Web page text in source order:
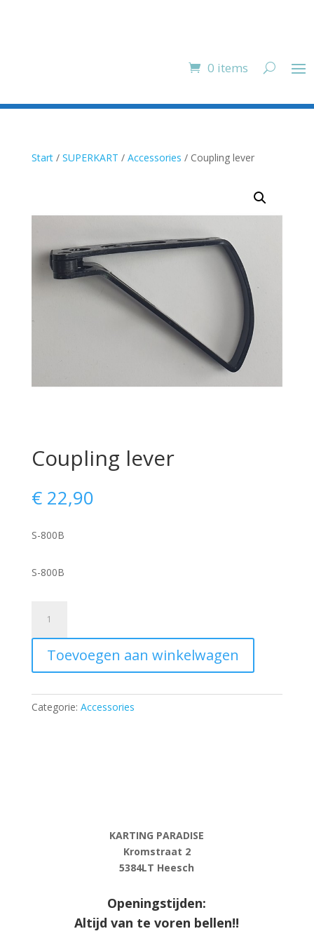
0 items
Start/ SUPERKART / Accessories / Coupling lever
Coupling lever
€22,90
S-800B
S-800B
lever
aantal
Toevoegen aan winkelwagen
Categorie: Accessories
KARTING PARADISE
Kromstraat 2
5384LT Heesch
Openingstijden:
Altijd van te voren bellen!!